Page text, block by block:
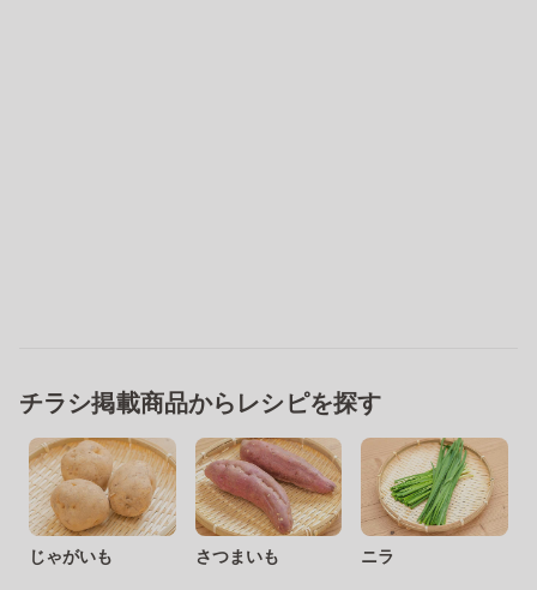
チラシ掲載商品からレシピを探す
じゃがいも さつまいも ニラ